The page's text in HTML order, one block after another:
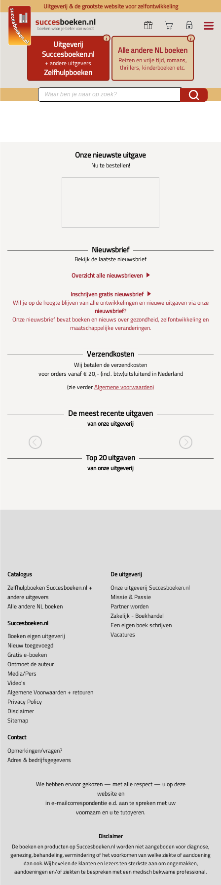
Uitgeverij & de grootste website voor zelfontwikkeling
Uitgeverij
Succesboeken.nl
+ andere uitgevers
Zelfhulpboeken
i
Alle andere NL boeken
Reizen en vrije tijd, romans,
thrillers, kinderboeken etc.
i
Onze nieuwste uitgave
Nu te bestellen!
Nieuwsbrief
Bekijk de laatste nieuwsbrief
Overzicht alle nieuwsbrieven
Inschrijven gratis nieuwsbrief
Wil je op de hoogte blijven van alle ontwikkelingen en nieuwe uitgaven via onze
nieuwsbrief?
Onze nieuwsbrief bevat boeken en nieuws over gezondheid, zelfontwikkeling en
maatschappelijke veranderingen.
Verzendkosten
Wij betalen de verzendkosten
voor orders vanaf € 20,- (incl. btw)uitsluitend in Nederland
(zie verderAlgemene voorwaarden)
De meest recente uitgaven
van onze uitgeverij
Top 20 uitgaven
van onze uitgeverij
Catalogus
Zelfhulpboeken Succesboeken.nl +
andere uitgevers
Alle andere NL boeken
Succesboeken.nl
Boeken eigen uitgeverij
Nieuw toegevoegd
Gratis e-boeken
Ontmoet de auteur
Media/Pers
Video's
Algemene Voorwaarden + retouren
Privacy Policy
Disclaimer
Sitemap
De uitgeverij
Onze uitgeverij Succesboeken.nl
Missie & Passie
Partner worden
Zakelijk - Boekhandel
Een eigen boek schrijven
Vacatures
Contact
Opmerkingen/vragen?
Adres & bedrijfsgegevens
We hebben ervoor gekozen — met alle respect — u op deze
website en
in e-mailcorrespondentie e.d. aan te spreken met uw
voornaam en u te tutoyeren.
Disclaimer
De boeken en producten op Succesboeken.nl worden niet aangeboden voor diagnose,
genezing, behandeling, vermindering of het voorkomen van welke ziekte of aandoening
dan ook. Wij bevelen de klanten en lezers ten sterkste aan om ongemakken,
aandoeningen en/of ziekten te bespreken met een medisch bekwame professional.